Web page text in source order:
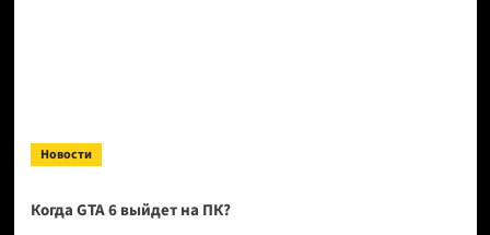
Новости
Когда GTA 6 выйдет на ПК?